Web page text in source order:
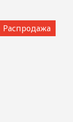
Распродажа